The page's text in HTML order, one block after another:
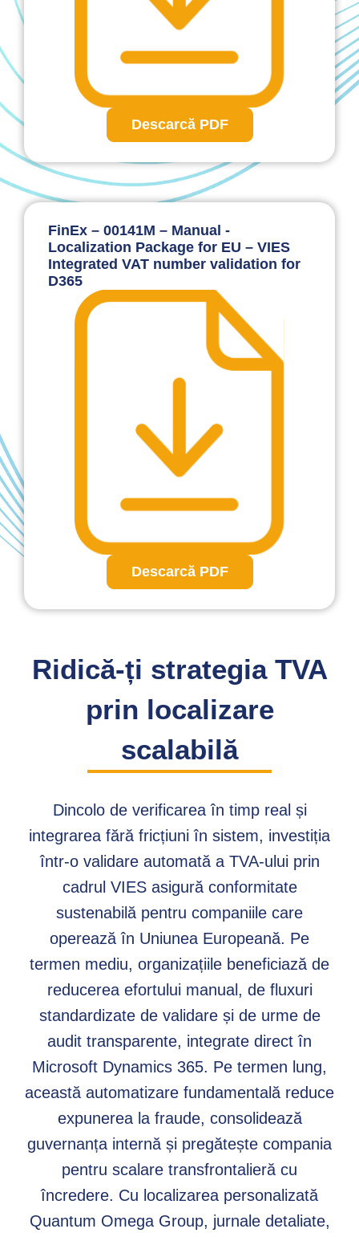
Descarcă PDF
FinEx – 00141M – Manual -
Localization Package for EU – VIES
Integrated VAT number validation for
D365
Descarcă PDF
Ridică-ți strategia TVA
prin localizare
scalabilă
Dincolo de verificarea în timp real și
integrarea fără fricțiuni în sistem, investiția
într-o validare automată a TVA-ului prin
cadrul VIES asigură conformitate
sustenabilă pentru companiile care
operează în Uniunea Europeană. Pe
termen mediu, organizațiile beneficiază de
reducerea efortului manual, de fluxuri
standardizate de validare și de urme de
audit transparente, integrate direct în
Microsoft Dynamics 365. Pe termen lung,
această automatizare fundamentală reduce
expunerea la fraude, consolidează
guvernanța internă și pregătește compania
pentru scalare transfrontalieră cu
încredere. Cu localizarea personalizată
Quantum Omega Group, jurnale detaliate,